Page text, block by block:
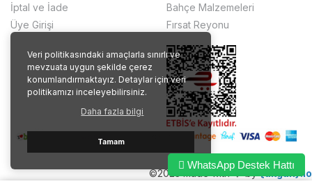
Veri politikasındaki amaçlarla sınırlı ve
mevzuata uygun şekilde çerez
konumlandırmaktayız. Detaylar için veri
politikamızı inceleyebilirsiniz.
Daha fazla bilgi
Tamam
İptal ve İade
Üye Girişi
Bahçe Malzemeleri
Fırsat Reyonu
©2023 made with ❤️ by {akgun}.io
WhatsApp Destek Hattı